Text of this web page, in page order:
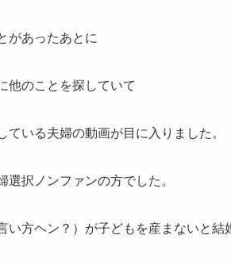
があったあとに
他のことを探していて
ている夫婦の動画が目に入りました。
選択ノンファンの方でした。
い方ヘン？）が子どもを産まないと結